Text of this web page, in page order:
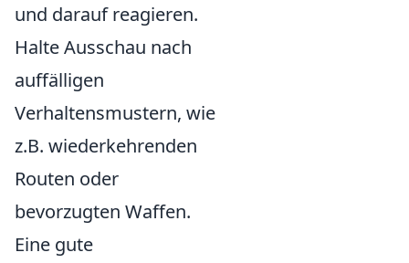
und darauf reagieren.
Halte Ausschau nach
auffälligen
Verhaltensmustern, wie
z.B. wiederkehrenden
Routen oder
bevorzugten Waffen.
Eine gute